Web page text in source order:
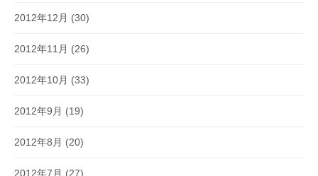
2012年12月 (30)
2012年11月 (26)
2012年10月 (33)
2012年9月 (19)
2012年8月 (20)
2012年7月 (27)